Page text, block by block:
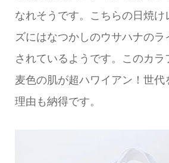
なれそうです。こちらの日焼
ズにはなつかしのウサハナの
されているようです。このカ
麦色の肌が超ハワイアン！世代
理由も納得です。